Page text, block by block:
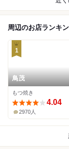
周辺のお店ランキ
1
鳥茂
もつ焼き
4.04
2970人